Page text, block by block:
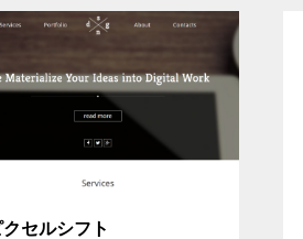
クセルシフト